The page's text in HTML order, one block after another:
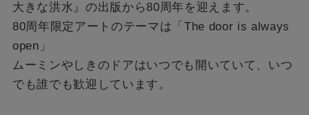
大きな洪水』の出版から80周年を迎えます。
80周年限定アートのテーマは「The door is always
open」
ムーミンやしきのドアはいつでも開いていて、いつ
でも誰でも歓迎しています。